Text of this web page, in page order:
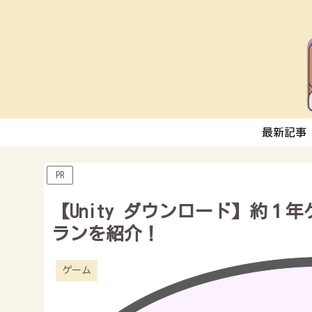
最新記事
PR
【Unity ダウンロード】約１
ランを紹介！
ゲーム